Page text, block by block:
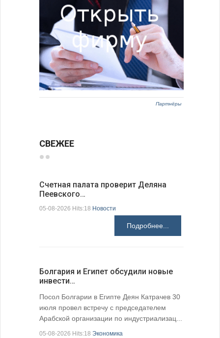
Партнёры
СВЕЖЕЕ
Счетная палата проверит Деляна
Пеевского…
05-08-2026 Hits:18 Новости
Подробнее...
Болгария и Египет обсудили новые
инвести…
Посол Болгарии в Египте Деян Катрачев 30
июля провел встречу с председателем
Арабской организации по индустриализац...
05-08-2026 Hits:18 Экономика